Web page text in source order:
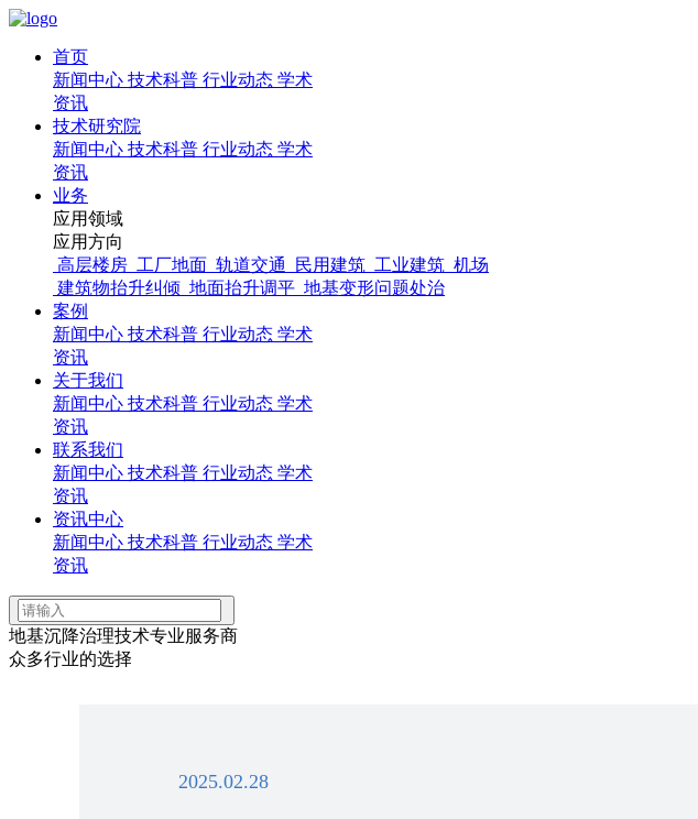
首页
新闻中心 技术科普 行业动态 学术
资讯
技术研究院
新闻中心 技术科普 行业动态 学术
资讯
业务
应用领域
应用方向
高层楼房 工厂地面 轨道交通 民用建筑 工业建筑 机场
建筑物抬升纠倾 地面抬升调平 地基变形问题处治
案例
新闻中心 技术科普 行业动态 学术
资讯
关于我们
新闻中心 技术科普 行业动态 学术
资讯
联系我们
新闻中心 技术科普 行业动态 学术
资讯
资讯中心
新闻中心 技术科普 行业动态 学术
资讯
地基沉降治理技术专业服务商
众多行业的选择
2025.02.28